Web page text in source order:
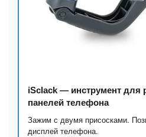
iSclack — инструмент для
панелей телефона
Зажим с двумя присосками.
дисплей телефона.